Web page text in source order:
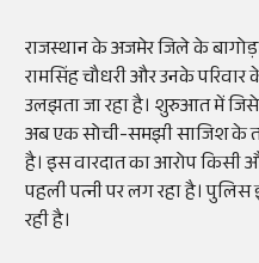
राजस्थान के अजमेर जिले के
रामसिंह चौधरी और उनके
उलझता जा रहा है। शुरुआत में जिसे
अब एक सोची-समझी साजिश के
है। इस वारदात का आरोप किसी
पहली पत्नी पर लग रहा है।
रही है।